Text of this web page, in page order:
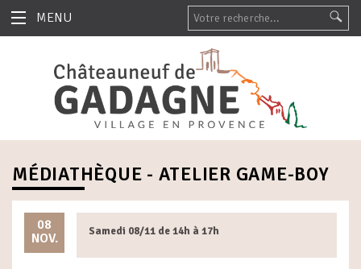
MENU
MÉDIATHÈQUE - ATELIER GAME-BOY
08
NOV.
Samedi 08/11 de 14h à 17h